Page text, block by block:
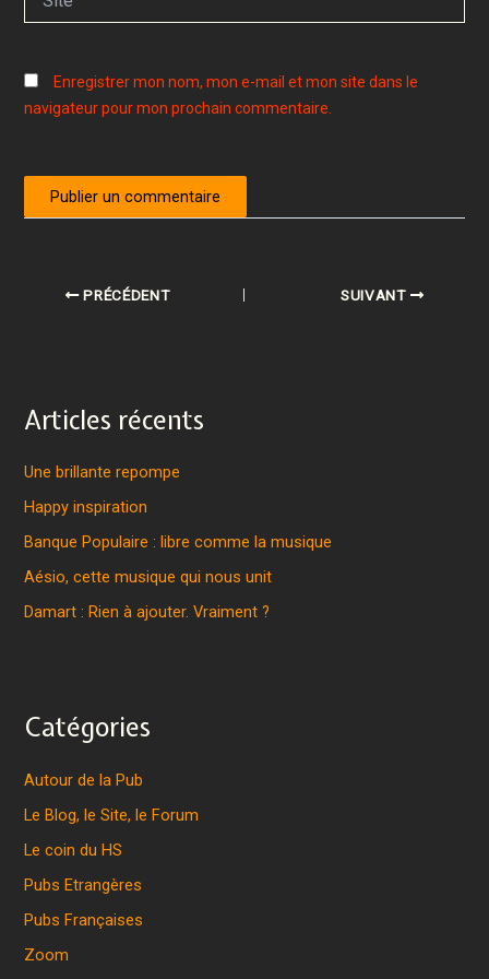
Enregistrer mon nom, mon e-mail et mon site dans le
navigateur pour mon prochain commentaire.
PRÉCÉDENT SUIVANT
Articles récents
Une brillante repompe
Happy inspiration
Banque Populaire : libre comme la musique
Aésio, cette musique qui nous unit
Damart : Rien à ajouter. Vraiment ?
Catégories
Autour de la Pub
Le Blog, le Site, le Forum
Le coin du HS
Pubs Etrangères
Pubs Françaises
Zoom